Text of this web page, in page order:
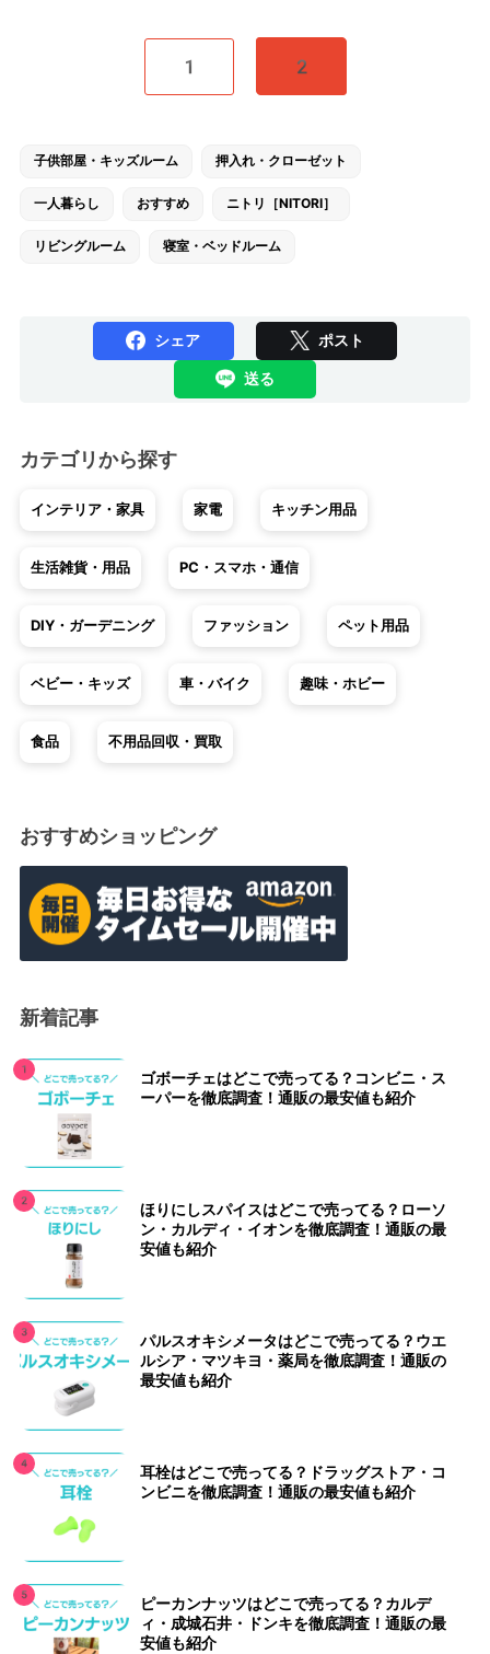
1 2
子供部屋・キッズルーム 押入れ・クローゼット
一人暮らし おすすめ ニトリ［NITORI］
リビングルーム 寝室・ベッドルーム
シェア ポスト
送る
カテゴリから探す
インテリア・家具 家電 キッチン用品
生活雑貨・用品 PC・スマホ・通信
DIY・ガーデニング ファッション ペット用品
ベビー・キッズ 車・バイク 趣味・ホビー
食品 不用品回収・買取
おすすめショッピング
新着記事
ゴボーチェはどこで売ってる？コンビニ・ス
ーパーを徹底調査！通販の最安値も紹介
ほりにしスパイスはどこで売ってる？ローソ
ン・カルディ・イオンを徹底調査！通販の最
安値も紹介
パルスオキシメータはどこで売ってる？ウエ
ルシア・マツキヨ・薬局を徹底調査！通販の
最安値も紹介
耳栓はどこで売ってる？ドラッグストア・コ
ンビニを徹底調査！通販の最安値も紹介
ピーカンナッツはどこで売ってる？カルデ
ィ・成城石井・ドンキを徹底調査！通販の最
安値も紹介